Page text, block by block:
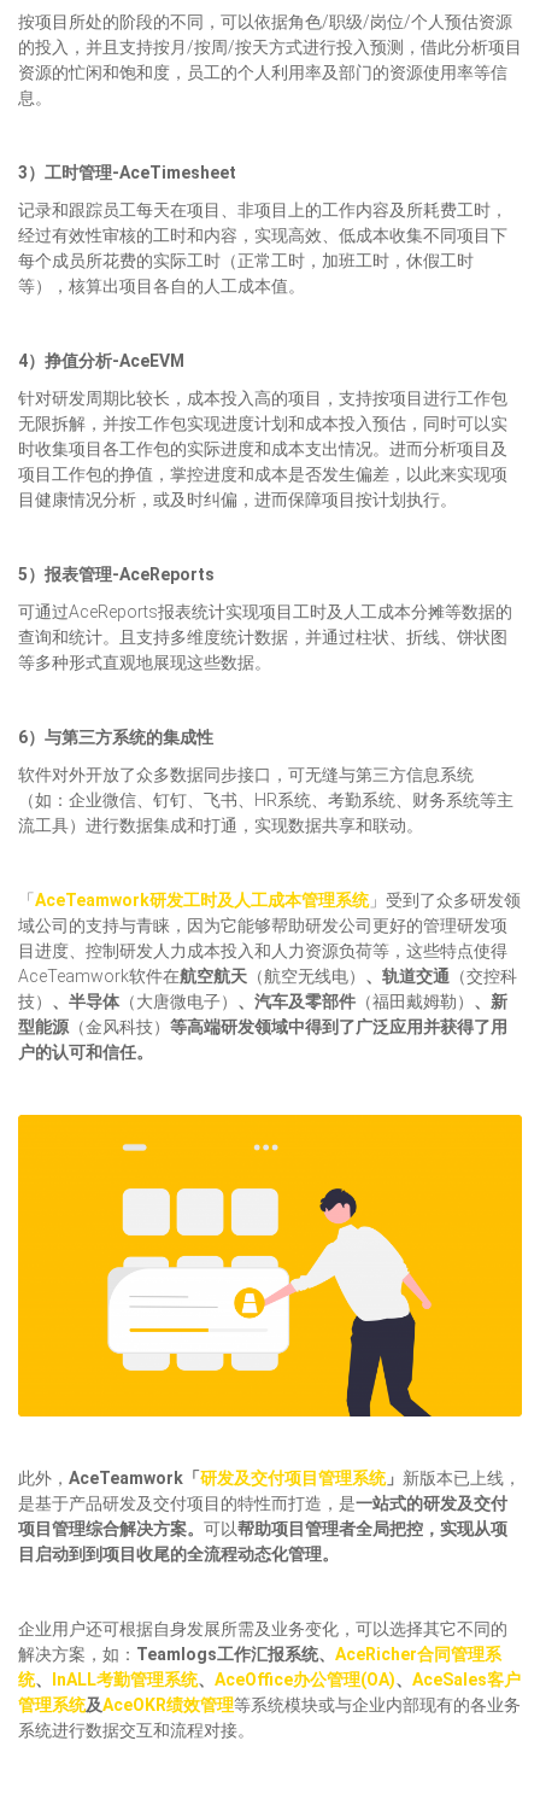
按项目所处的阶段的不同，可以依据角色/职级/岗位/个人预估资源
的投入，并且支持按月/按周/按天方式进行投入预测，借此分析项目
资源的忙闲和饱和度，员工的个人利用率及部门的资源使用率等信
息。
3）工时管理-AceTimesheet
记录和跟踪员工每天在项目、非项目上的工作内容及所耗费工时，
经过有效性审核的工时和内容，实现高效、低成本收集不同项目下
每个成员所花费的实际工时（正常工时，加班工时，休假工时
等），核算出项目各自的人工成本值。
4）挣值分析-AceEVM
针对研发周期比较长，成本投入高的项目，支持按项目进行工作包
无限拆解，并按工作包实现进度计划和成本投入预估，同时可以实
时收集项目各工作包的实际进度和成本支出情况。进而分析项目及
项目工作包的挣值，掌控进度和成本是否发生偏差，以此来实现项
目健康情况分析，或及时纠偏，进而保障项目按计划执行。
5）报表管理-AceReports
可通过AceReports报表统计实现项目工时及人工成本分摊等数据的
查询和统计。且支持多维度统计数据，并通过柱状、折线、饼状图
等多种形式直观地展现这些数据。
6） 与第三方系统的集成性
软件对外开放了众多数据同步接口，可无缝与第三方信息系统
（如：企业微信、钉钉、飞书、HR系统、考勤系统、财务系统等主
流工具）进行数据集成和打通，实现数据共享和联动。
「 AceTeamwork研发工时及人工成本管理系统」受到了众多研发领
域公司的支持与青睐，因为它能够帮助研发公司更好的管理研发项
目进度、控制研发人力成本投入和人力资源负荷等，这些特点使得
AceTeamwork软件在航空航天 （航空无线电） 、轨道交通 （交控科
技） 、半导体（大唐微电子） 、汽车及零部件 （福田戴姆勒） 、新
型能源 （金风科技） 等高端研发领域中得到了广泛应用并获得了用
户的认可和信任。
此外， AceTeamwork「 研发及交付项目管理系统」 新版本已上线，
是基于产品研发及交付项目的特性而打造，是一站式的研发及交付
项目管理综合解决方案。 可以帮助项目管理者全局把控，实现从项
目启动到到项目收尾的全流程动态化管理。
企业用户还可根据自身发展所需及业务变化，可以选择其它不同的
解决方案，如： Teamlogs工作汇报系统、 AceRicher合同管理系
统、 InALL考勤管理系统、 AceOffice办公管理(OA)、 AceSales客户
管理系统及AceOKR绩效管理等系统模块或与企业内部现有的各业务
系统进行数据交互和流程对接。